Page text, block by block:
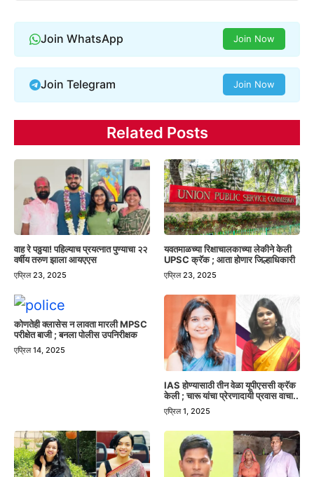
Join WhatsApp Join Now
Join Telegram Join Now
Related Posts
वाह रे पठ्ठया! पहिल्याच प्रयत्नात पुण्याचा २२
वर्षीय तरुण झाला आयएएस
एप्रिल 23, 2025
यवतमाळच्या रिक्षाचालकाच्या लेकीने केली
UPSC क्रॅक ; आता होणार जिल्हाधिकारी
एप्रिल 23, 2025
कोणतेही क्लासेस न लावता मारली MPSC
परीक्षेत बाजी ; बनला पोलीस उपनिरीक्षक
एप्रिल 14, 2025
IAS होण्यासाठी तीन वेळा यूपीएससी क्रॅक
केली ; चारू यांचा प्रेरणादायी प्रवास वाचा..
एप्रिल 1, 2025